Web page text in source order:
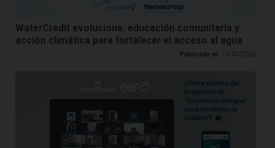
WaterCredit evoluciona: educación comunitaria y
acción climática para fortalecer el acceso al agua
Publicado el: 13/07/2026